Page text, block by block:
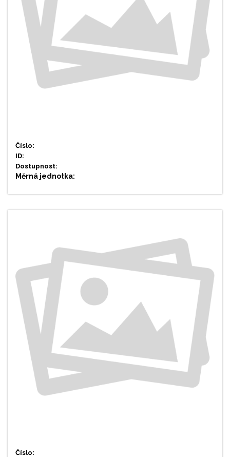
Číslo:
ID:
Dostupnost:
Měrná jednotka:
Číslo: